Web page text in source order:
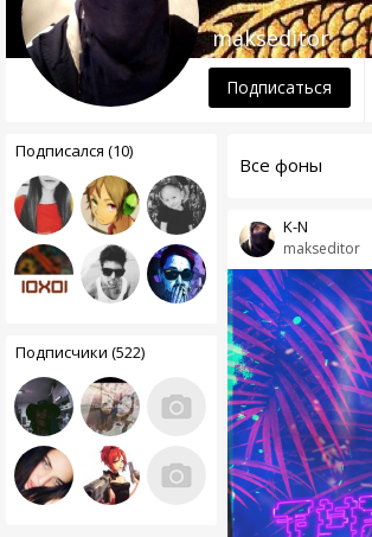
makseditor
Подписаться
Подписался (10)
Подписчики (522)
Все фоны
makseditor
K-N